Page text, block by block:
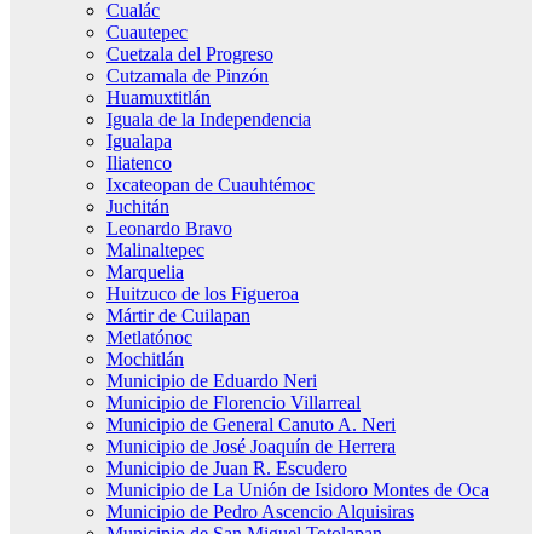
Cualác
Cuautepec
Cuetzala del Progreso
Cutzamala de Pinzón
Huamuxtitlán
Iguala de la Independencia
Igualapa
Iliatenco
Ixcateopan de Cuauhtémoc
Juchitán
Leonardo Bravo
Malinaltepec
Marquelia
Huitzuco de los Figueroa
Mártir de Cuilapan
Metlatónoc
Mochitlán
Municipio de Eduardo Neri
Municipio de Florencio Villarreal
Municipio de General Canuto A. Neri
Municipio de José Joaquín de Herrera
Municipio de Juan R. Escudero
Municipio de La Unión de Isidoro Montes de Oca
Municipio de Pedro Ascencio Alquisiras